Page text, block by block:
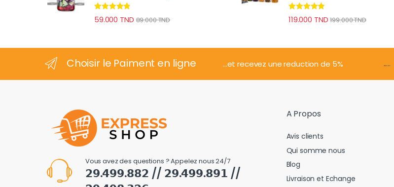
Note4.70
sur 5
59.000 TND 89.000TND Note4.74
sur 5
119.000 TND 199.000TND
Choisir le Paiment en ligne ...et recevez une reduction de 5% .....
Vous avez des questions ? Appelez nous 24/7
𝟮𝟵.𝟰𝟵𝟵.𝟴𝟴𝟮 // 𝟮𝟵.𝟰𝟵𝟵.𝟴𝟵𝟭 //
A Propos
Avis clients
Qui somme nous
Blog
Livraison et Echange